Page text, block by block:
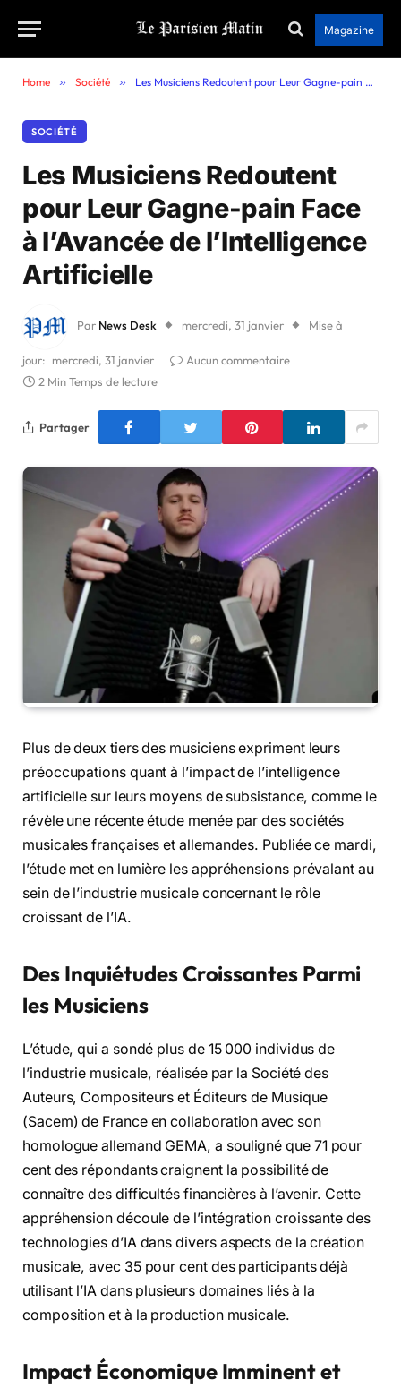
Magazine
Home » Société » Les Musiciens Redoutent pour Leur Gagne-pain Face à l’Avancée de l’Intelligence Artificielle
SOCIÉTÉ
Les Musiciens Redoutent
pour Leur Gagne-pain Face
à l’Avancée de l’Intelligence
Artificielle
Par News Desk mercredi, 31 janvier Mise à
jour: mercredi, 31 janvier
Aucun commentaire
2 Min Temps de lecture
Partager
Plus de deux tiers des musiciens expriment leurs
préoccupations quant à l’impact de l’intelligence
artificielle sur leurs moyens de subsistance, comme le
révèle une récente étude menée par des sociétés
musicales françaises et allemandes. Publiée ce mardi,
l’étude met en lumière les appréhensions prévalant au
sein de l’industrie musicale concernant le rôle
croissant de l’IA.
Des Inquiétudes Croissantes Parmi
les Musiciens
L’étude, qui a sondé plus de 15 000 individus de
l’industrie musicale, réalisée par la Société des
Auteurs, Compositeurs et Éditeurs de Musique
(Sacem) de France en collaboration avec son
homologue allemand GEMA, a souligné que 71 pour
cent des répondants craignent la possibilité de
connaître des difficultés financières à l’avenir. Cette
appréhension découle de l’intégration croissante des
technologies d’IA dans divers aspects de la création
musicale, avec 35 pour cent des participants déjà
utilisant l’IA dans plusieurs domaines liés à la
composition et à la production musicale.
Impact Économique Imminent et